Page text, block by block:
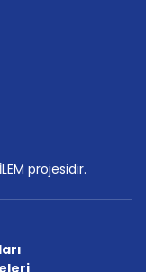
projesidir.